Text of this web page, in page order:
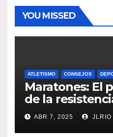
YOU MISSED
ATLETISMO CONSEJOS
Maratones: El
de la
ABR 7, 2025 JLRIO